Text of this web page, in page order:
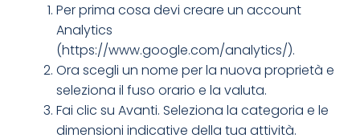
Per prima cosa devi creare un account
Analytics
(https://www.google.com/analytics/).
Ora scegli un nome per la nuova proprietà e
seleziona il fuso orario e la valuta.
Fai clic su Avanti. Seleziona la categoria e le
dimensioni indicative della tua attività.